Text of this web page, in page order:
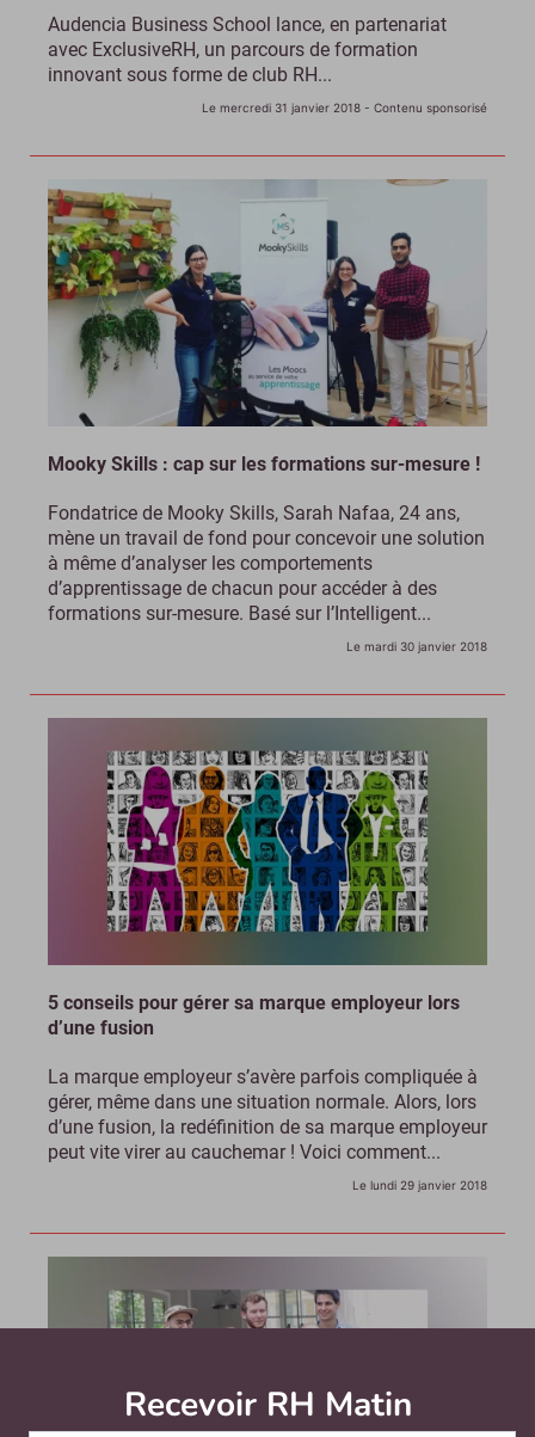
Audencia Business School lance, en partenariat
avec ExclusiveRH, un parcours de formation
innovant sous forme de club RH...
Le mercredi 31 janvier 2018 - Contenu sponsorisé
Mooky Skills : cap sur les formations sur-mesure !
Fondatrice de Mooky Skills, Sarah Nafaa, 24 ans,
mène un travail de fond pour concevoir une solution
à même d’analyser les comportements
d’apprentissage de chacun pour accéder à des
formations sur-mesure. Basé sur l’Intelligent...
Le mardi 30 janvier 2018
5 conseils pour gérer sa marque employeur lors
d’une fusion
La marque employeur s’avère parfois compliquée à
gérer, même dans une situation normale. Alors, lors
d’une fusion, la redéfinition de sa marque employeur
peut vite virer au cauchemar ! Voici comment...
Le lundi 29 janvier 2018
Recevoir RH Matin